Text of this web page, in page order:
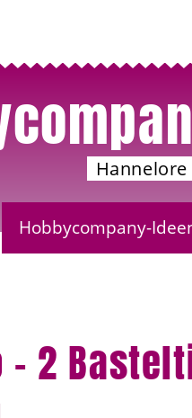
Hobbycompany-
– 2